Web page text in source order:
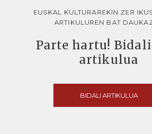
EUSKAL KULTURAREKIN ZER
ARTIKULUREN BAT
Parte hartu!
artikulua
BIDALI ARTIKULUA